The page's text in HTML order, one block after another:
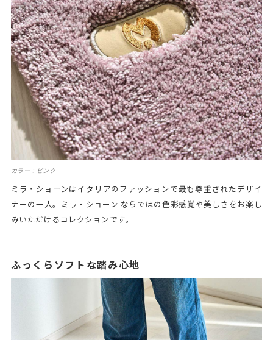
カラー：ピンク
ミラ・ショーンはイタリアのファッションで最も尊重されたデザイ
ナーの一人。ミラ・ショーン ならではの色彩感覚や美しさをお楽し
みいただけるコレクションです。
ふっくらソフトな踏み心地